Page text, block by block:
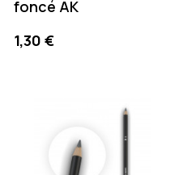
foncé AK
Precio
1,30 €